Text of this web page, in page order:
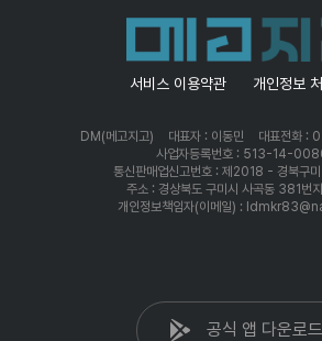
서비스 이용약관 개인정보
DM(메고지고) 대표자 : 이동민
대표전화
사업자등록번호 : 513-14-
통신판매업신고번호 : 제2018 - 경북구
주소 : 경상북도 구미시 사곡동 381번
개인정보책임자(이메일) :
공식 앱 다운로드